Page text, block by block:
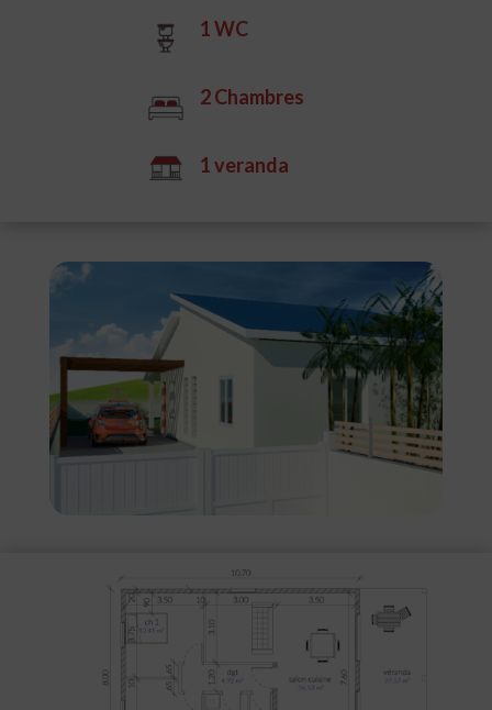
1 WC
2 Chambres
1 veranda